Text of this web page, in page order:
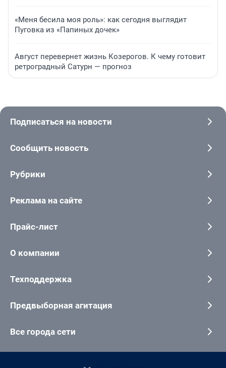
«Меня бесила моя роль»: как сегодня выглядит
Пуговка из «Папиных дочек»
Август перевернет жизнь Козерогов. К чему готовит
ретроградный Сатурн — прогноз
Подписаться на новости
Сообщить новость
Рубрики
Реклама на сайте
Прайс-лист
О компании
Техподдержка
Предвыборная агитация
Все города сети